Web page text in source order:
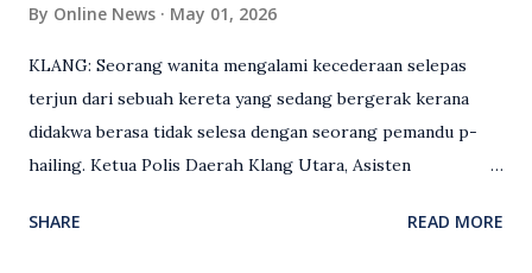
By Online News May 01, 2026
KLANG: Seorang wanita mengalami kecederaan selepas
terjun dari sebuah kereta yang sedang bergerak kerana
didakwa berasa tidak selesa dengan seorang pemandu p-
hailing. Ketua Polis Daerah Klang Utara, Asisten
(2 Mei), berkata pemandu berusia 47 tahun itu telah
SHARE READ MORE